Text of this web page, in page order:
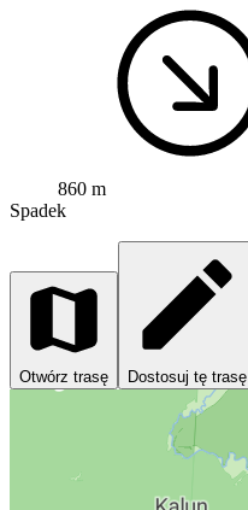
860 m
Spadek
Otwórz trasę Dostosuj tę trasę